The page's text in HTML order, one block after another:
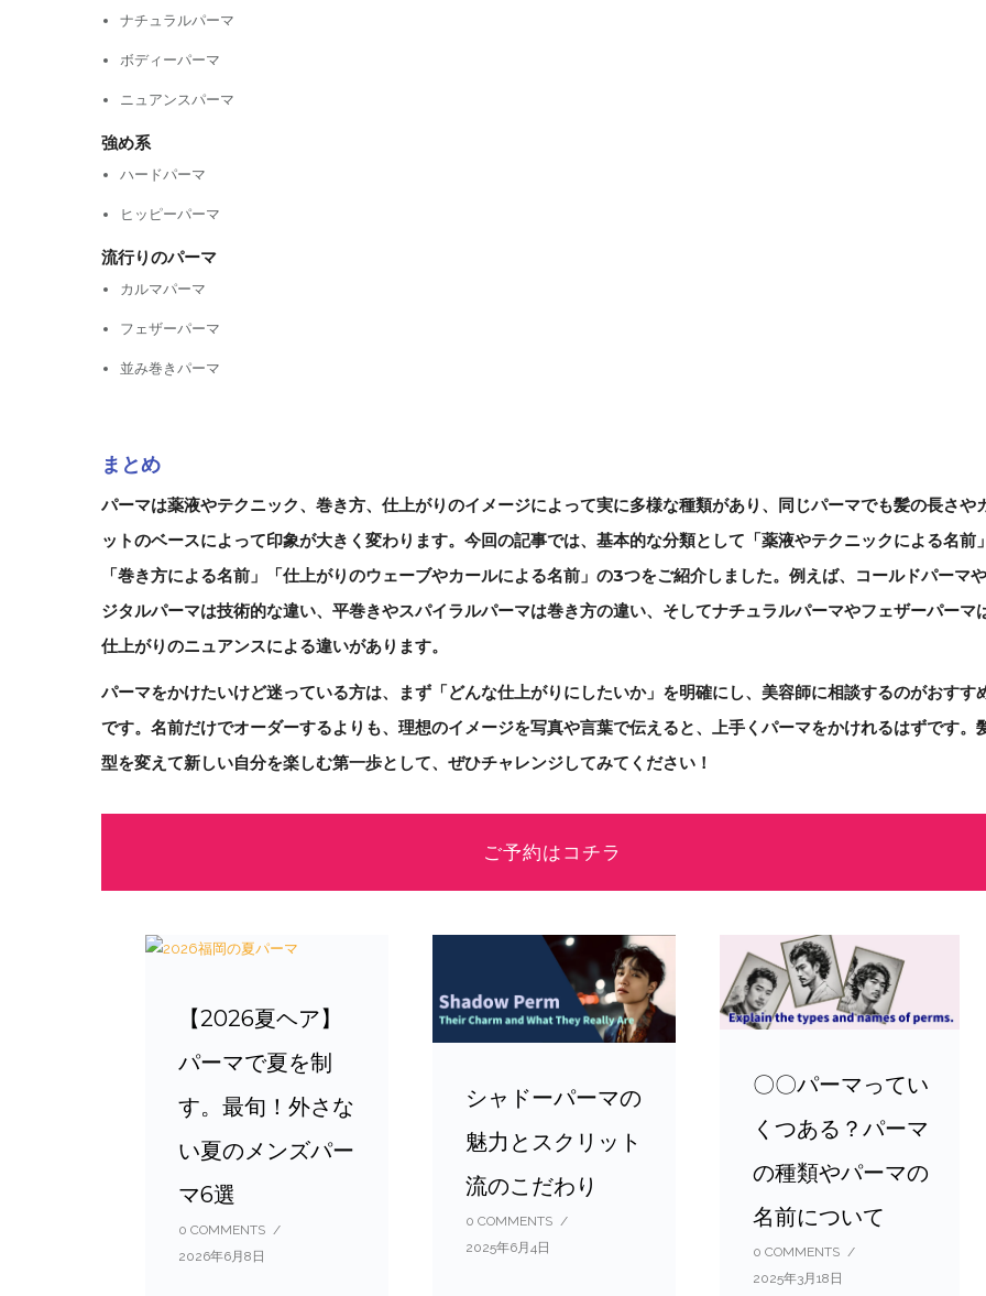
ナチュラルパーマ
ボディーパーマ
ニュアンスパーマ
強め系
ハードパーマ
ヒッピーパーマ
流行りのパーマ
カルマパーマ
フェザーパーマ
並み巻きパーマ
まとめ
パーマは薬液やテクニック、巻き方、仕上がりのイメージによって実に多様な種類があり、同じパーマでも髪の長さや
ットのベースによって印象が大きく変わります。今回の記事では、基本的な分類として「薬液やテクニックによる名前
「巻き方による名前」「仕上がりのウェーブやカールによる名前」の3つをご紹介しました。例えば、コールドパーマ
ジタルパーマは技術的な違い、平巻きやスパイラルパーマは巻き方の違い、そしてナチュラルパーマやフェザーパーマ
仕上がりのニュアンスによる違いがあります。
パーマをかけたいけど迷っている方は、まず「どんな仕上がりにしたいか」を明確にし、美容師に相談するのがおすす
です。名前だけでオーダーするよりも、理想のイメージを写真や言葉で伝えると、上手くパーマをかけれるはずです。
型を変えて新しい自分を楽しむ第一歩として、ぜひチャレンジしてみてください！
ご予約はコチラ
【2026夏ヘア】
パーマで夏を制
す。最旬！外さな
い夏のメンズパー
マ6選
0 COMMENTS /
2026年6月8日
シャドーパーマの
魅力とスクリット
流のこだわり
0 COMMENTS /
2025年6月4日
〇〇パーマってい
くつある？パーマ
の種類やパーマの
名前について
0 COMMENTS /
2025年3月18日